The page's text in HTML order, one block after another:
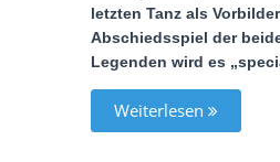
letzten Tanz als
Abschiedsspiel der
Legenden wird es
Weiterlesen